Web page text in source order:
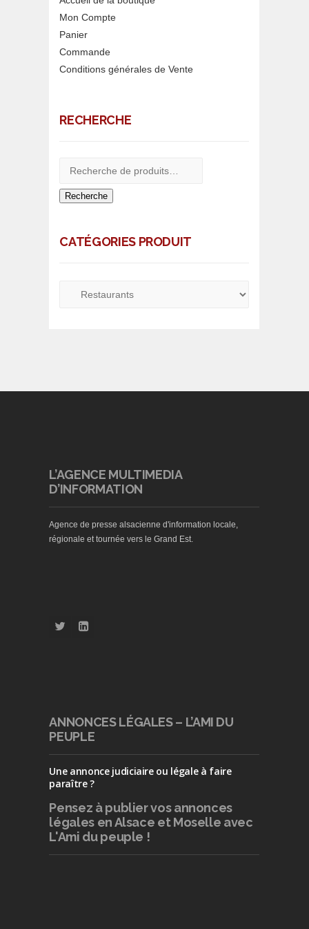
Mon Compte
Panier
Commande
Conditions générales de Vente
RECHERCHE
Recherche
CATÉGORIES PRODUIT
L’AGENCE MULTIMEDIA
D’INFORMATION
Agence de presse alsacienne d'information locale,
régionale et tournée vers le Grand Est.
ANNONCES LÉGALES – L’AMI DU
PEUPLE
Une annonce judiciaire ou légale à faire
paraître ?
Pensez à publiervos annonces
légales en Alsace et Moselle avec
L'Ami du peuple !